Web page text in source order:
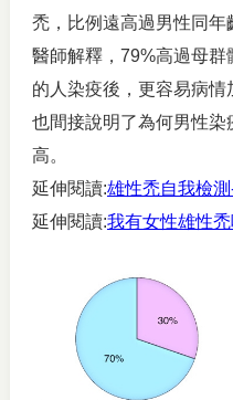
禿，比例遠高過男性同年
醫師解釋，79%高過母
的人染疫後，更容易病
也間接說明了為何男性
高。
延伸閱讀:雄性禿自我檢
延伸閱讀:我有女性雄性